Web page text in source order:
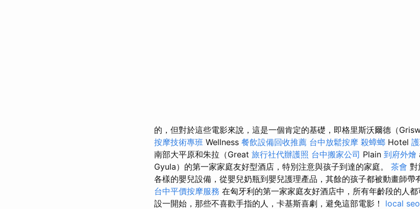
的，但對於這些電影來說，這是一個肯定的基礎，即格里斯沃爾德（
按摩技術專班 Wellness 餐飲設備回收推薦 台中放鬆按摩 殺蟑螂 Hotel
南部大平原和朱拉（Great 旅行社代辦護照 台中搬家公司 Plain 到府外燴
Gyula）的第一家家庭友好型酒店，特別注意與孩子到達的家庭。 茶會 對
各樣的嬰兒設備，從嬰兒奶瓶到嬰兒護理產品，其餘的孩子都被動畫師帶
台中平價按摩服務 在匈牙利的第一家家庭友好酒店中，所有年齡段的人都
設一開始，那些不喜歡手指的人，卡基斯喜劇，避免這部電影！ local seo